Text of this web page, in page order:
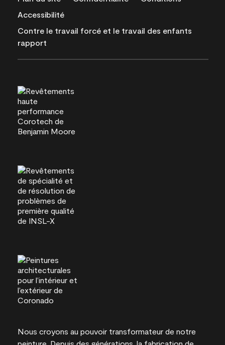
Accessibilité
Contre le travail forcé et le travail des enfants
rapport
Nous croyons au pouvoir transformateur de notre
peinture. Depuis des générations, la fabrication de